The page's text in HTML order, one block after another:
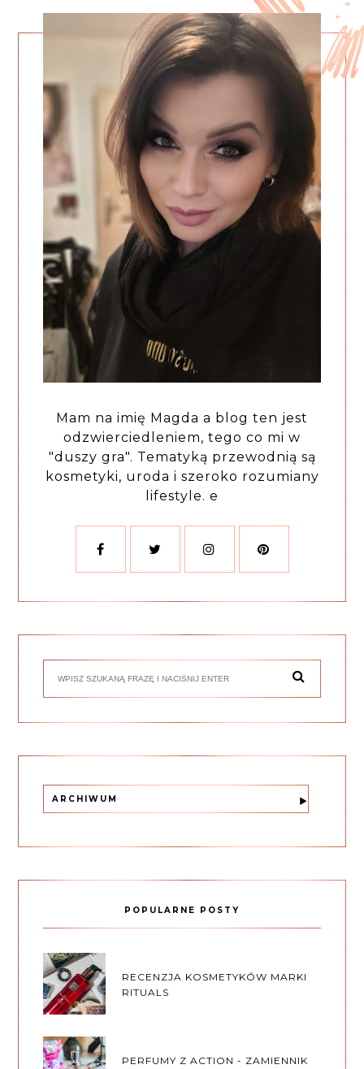
Mam na imię Magda a blog ten jest
odzwierciedleniem, tego co mi w
"duszy gra". Tematyką przewodnią są
kosmetyki, uroda i szeroko rozumiany
lifestyle. e
ARCHIWUM
POPULARNE POSTY
RECENZJA KOSMETYKÓW MARKI
RITUALS
PERFUMY Z ACTION - ZAMIENNIK